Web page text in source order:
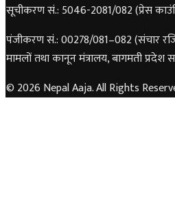
सूचीकरण सं.: 5046-2081/082 (प्रेस
पंजीकरण सं.: 00278/081–082 (संचार
मामलों तथा कानून मंत्रालय, बागमती प्रदेश
© 2026 Nepal Aaja. All Rights